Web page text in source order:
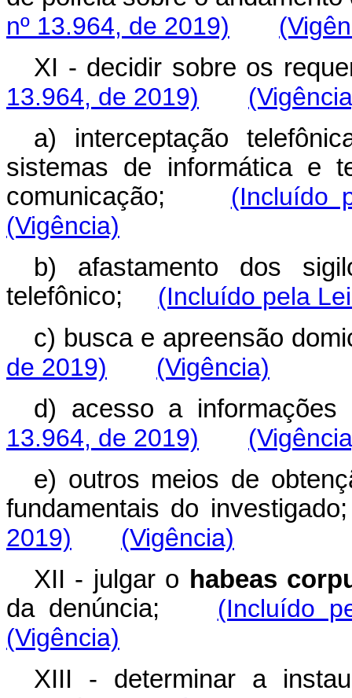
nº 13.964, de 2019)
XI - decidir sobre os
13.964, de 2019)
a) interceptação
sistemas de informática e
comunicação; (Incluído
(Vigência)
b) afastamento dos
telefônico; (Incluído pela
c) busca e apreensão
de 2019)
(Vigência)
d) acesso a
13.964, de 2019)
e) outros meios de
fundamentais do
2019)
(Vigência)
XII - julgar o habeas
da denúncia; (Incluído
(Vigência)
XIII - determinar a